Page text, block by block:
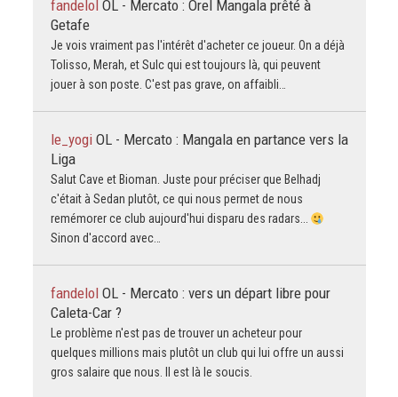
fandelol OL - Mercato : Orel Mangala prêté à
Getafe
Je vois vraiment pas l'intérêt d'acheter ce joueur. On a déjà
Tolisso, Merah, et Sulc qui est toujours là, qui peuvent
jouer à son poste. C'est pas grave, on affaibli…
le_yogi OL - Mercato : Mangala en partance vers la
Liga
Salut Cave et Bioman. Juste pour préciser que Belhadj
c'était à Sedan plutôt, ce qui nous permet de nous
remémorer ce club aujourd'hui disparu des radars...
Sinon d'accord avec…
fandelol OL - Mercato : vers un départ libre pour
Caleta-Car ?
Le problème n'est pas de trouver un acheteur pour
quelques millions mais plutôt un club qui lui offre un aussi
gros salaire que nous. Il est là le soucis.